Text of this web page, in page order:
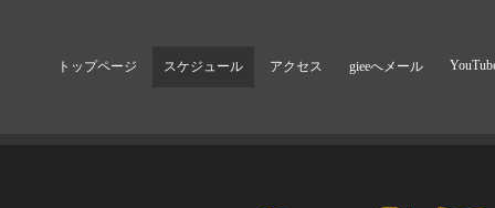
トップページ スケジュール アクセス gieeへメール